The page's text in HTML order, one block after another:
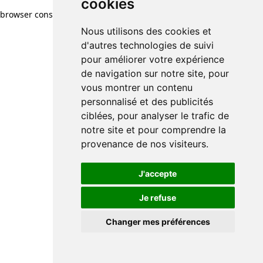
cookies
Nous utilisons des cookies et
d'autres technologies de suivi
pour améliorer votre expérience
de navigation sur notre site, pour
vous montrer un contenu
personnalisé et des publicités
ciblées, pour analyser le trafic de
notre site et pour comprendre la
provenance de nos visiteurs.
J'accepte
Je refuse
Changer mes préférences
browser console for more information)